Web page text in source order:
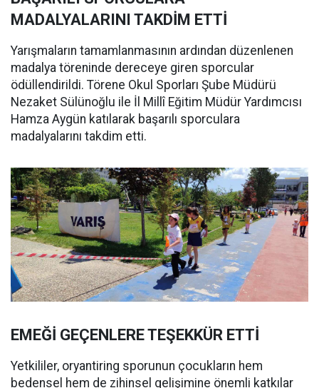
MADALYALARINI TAKDİM ETTİ
Yarışmaların tamamlanmasının ardından düzenlenen
madalya töreninde dereceye giren sporcular
ödüllendirildi. Törene Okul Sporları Şube Müdürü
Nezaket Sülünoğlu ile İl Millî Eğitim Müdür Yardımcısı
Hamza Aygün katılarak başarılı sporculara
madalyalarını takdim etti.
EMEĞİ GEÇENLERE TEŞEKKÜR ETTİ
Yetkililer, oryantiring sporunun çocukların hem
bedensel hem de zihinsel gelişimine önemli katkılar